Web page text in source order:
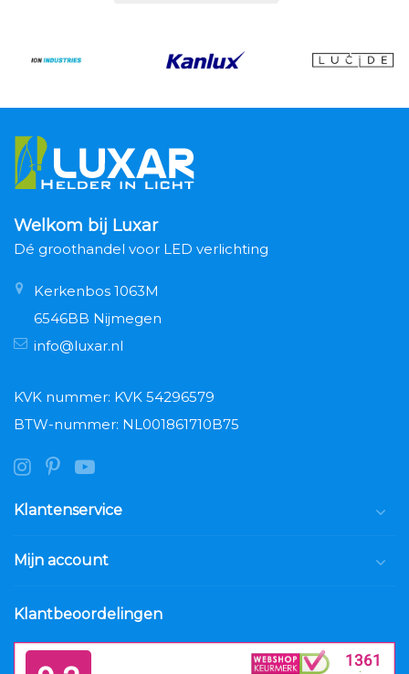
Welkom bij Luxar
Dé groothandel voor LED verlichting
Kerkenbos 1063M
6546BB Nijmegen
info@luxar.nl
KVK nummer: KVK 54296579
BTW-nummer: NL001861710B75
Klantenservice
Mijn account
Klantbeoordelingen